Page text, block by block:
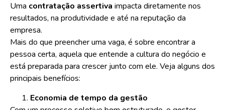
Uma contratação assertiva impacta diretamente nos
resultados, na produtividade e até na reputação da
empresa.
Mais do que preencher uma vaga, é sobre encontrar a
pessoa certa, aquela que entende a cultura do negócio e
está preparada para crescer junto com ele. Veja alguns dos
principais benefícios:
Economia de tempo da gestão